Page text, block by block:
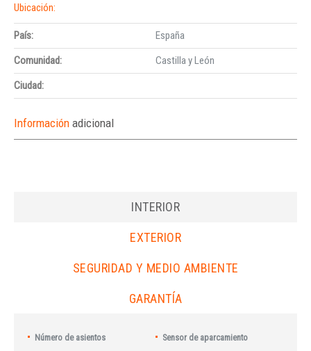
Ubicación:
País:
España
Comunidad:
Castilla y León
Ciudad:
Información adicional
INTERIOR
EXTERIOR
SEGURIDAD Y MEDIO AMBIENTE
GARANTÍA
Número de asientos
Sensor de aparcamiento